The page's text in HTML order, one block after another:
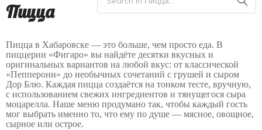
Пицца
Пицца в Хабаровске — это больше, чем просто еда. В
пиццерии «Фигаро» вы найдёте десятки вкусных и
оригинальных вариантов на любой вкус: от классической
«Пепперони» до необычных сочетаний с грушей и сыром
Дор Блю. Каждая пицца создаётся на тонком тесте, вручную,
с использованием свежих ингредиентов и тянущегося сыра
моцарелла. Наше меню продумано так, чтобы каждый гость
мог выбрать именно то, что ему по душе — мясное, овощное,
сырное или острое.